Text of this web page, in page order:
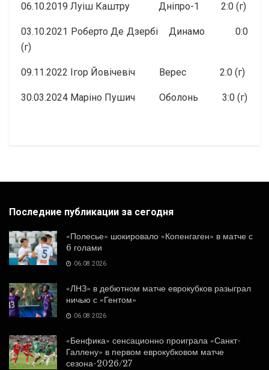
06.10.2019 Луіш Каштру Дніпро-1 2:0 (г)
03.10.2021 Роберто Де Дзербі Динамо 0:0
(г)
09.11.2022 Ігор Йовічевіч Верес 2:0 (г)
30.03.2024 Маріно Пушич Оболонь 3:0 (г)
Последние публикации за сегодня
«Полесье» шокировало «Копенгаген» в матче с
6 голами
06.08.2026
«ЛНЗ» в дебютном матче еврокубков разыграл
ничью с «Гентом»
06.08.2026
«Бенфика» сенсационно проиграла «Санкт-
Галлену» в первом еврокубковом матче
сезона-2026/27